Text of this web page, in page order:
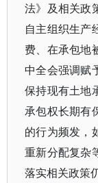
法》及相关政
自主组织生产
费、在承包地
中全会强调赋
保持现有土地
承包权长期有
的行为频发，
重新分配复杂
落实相关政策